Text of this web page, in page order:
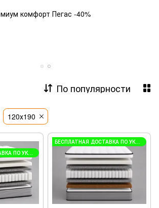
По популярности
120х190